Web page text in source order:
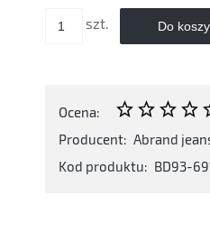
szt. Do
Ocena:
Producent: Abrand
Kod produktu: BD93-